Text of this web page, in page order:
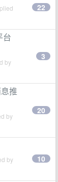
22
台
by
3
推
by
20
by 10